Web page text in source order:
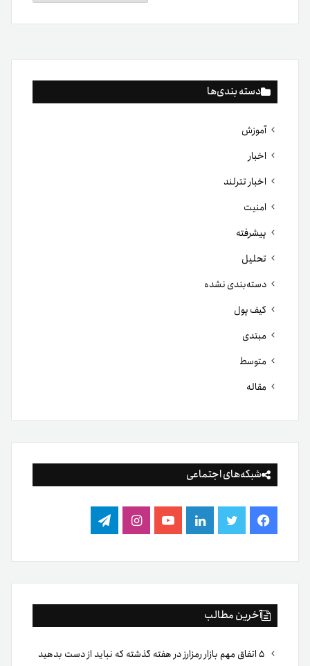
دسته بندی‌ها
آموزش
اخبار
اخبار تترلند
امنیت
پیشرفته
تحلیل
دسته‌بندی نشده
کیف پول
مبتدی
متوسط
مقاله
شبکه‌های اجتماعی
فیس
بوک
توییتر لینکدینیوتیوباینستاگرام
تلگرام
آخرین مطالب